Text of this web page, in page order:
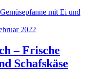
2022
– Frische
Schafskäse